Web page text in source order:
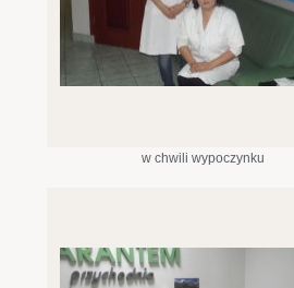
w chwili wypoczynku